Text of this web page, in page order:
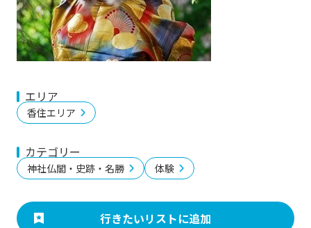
エリア
香住エリア
カテゴリー
神社仏閣・史跡・名勝 体験
行きたいリストに追加